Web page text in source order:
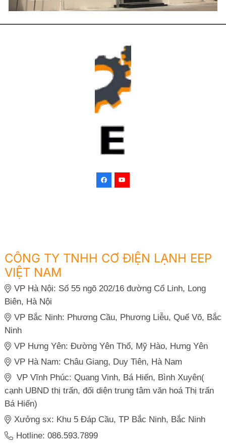
CÔNG TY TNHH CƠ ĐIỆN LẠNH EEP
VIỆT NAM
VP Hà Nội: Số 55 ngõ 202/16 đường Cổ Linh, Long
Biên, Hà Nội
VP Bắc Ninh: Phương Cầu, Phương Liễu, Quế Võ, Bắc
Ninh
VP Hưng Yên: Đường Yên Thổ, Mỹ Hào, Hưng Yên
VP Hà Nam: Châu Giang, Duy Tiên, Hà Nam
VP Vĩnh Phúc: Quang Vinh, Bá Hiến, Bình Xuyên(
cạnh UBND thị trấn, đối diện trung tâm văn hoá Thị trấn
Bá Hiến)
Xưởng sx: Khu 5 Đáp Cầu, TP Bắc Ninh, Bắc Ninh
Hotline: 086.593.7899